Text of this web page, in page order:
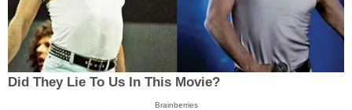
Did They Lie To Us In This Movie?
Brainberries